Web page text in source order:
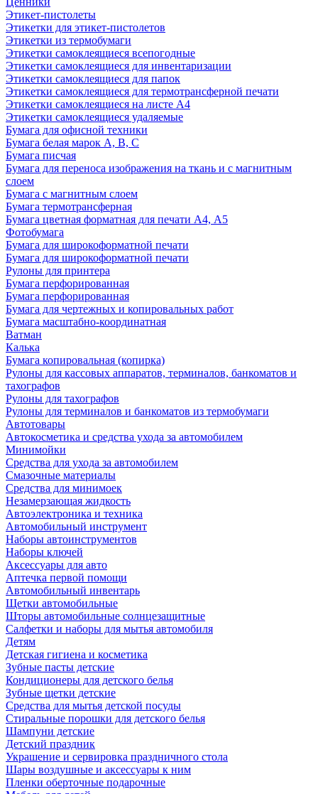
Этикет-пистолеты
Этикетки для этикет-пистолетов
Этикетки из термобумаги
Этикетки самоклеящиеся всепогодные
Этикетки самоклеящиеся для инвентаризации
Этикетки самоклеящиеся для папок
Этикетки самоклеящиеся для термотрансферной печати
Этикетки самоклеящиеся на листе А4
Этикетки самоклеящиеся удаляемые
Бумага для офисной техники
Бумага белая марок А, В, С
Бумага писчая
Бумага для переноса изображения на ткань и с магнитным
слоем
Бумага с магнитным слоем
Бумага термотрансферная
Бумага цветная форматная для печати А4, А5
Фотобумага
Бумага для широкоформатной печати
Бумага для широкоформатной печати
Рулоны для принтера
Бумага перфорированная
Бумага перфорированная
Бумага для чертежных и копировальных работ
Бумага масштабно-координатная
Ватман
Калька
Бумага копировальная (копирка)
Рулоны для кассовых аппаратов, терминалов, банкоматов и
тахографов
Рулоны для тахографов
Рулоны для терминалов и банкоматов из термобумаги
Автотовары
Автокосметика и средства ухода за автомобилем
Минимойки
Средства для ухода за автомобилем
Смазочные материалы
Средства для минимоек
Незамерзающая жидкость
Автоэлектроника и техника
Автомобильный инструмент
Наборы автоинструментов
Наборы ключей
Аксессуары для авто
Аптечка первой помощи
Автомобильный инвентарь
Щетки автомобильные
Шторы автомобильные солнцезащитные
Салфетки и наборы для мытья автомобиля
Детям
Детская гигиена и косметика
Зубные пасты детские
Кондиционеры для детского белья
Зубные щетки детские
Средства для мытья детской посуды
Стиральные порошки для детского белья
Шампуни детские
Детский праздник
Украшение и сервировка праздничного стола
Шары воздушные и аксессуары к ним
Пленки оберточные подарочные